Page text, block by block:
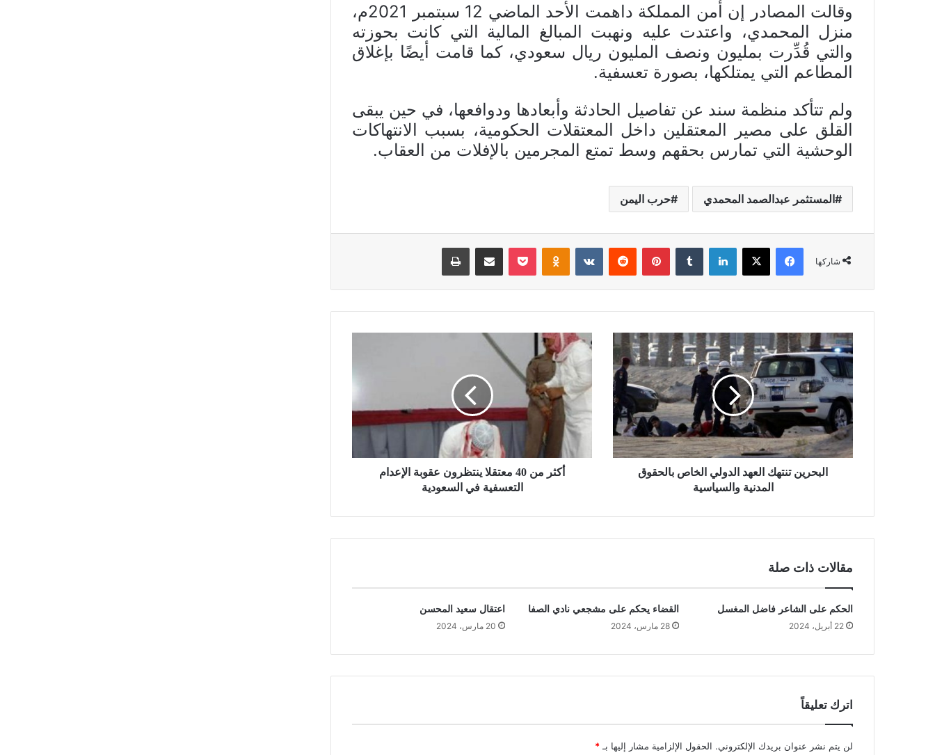
وقالت المصادر إن أمن المملكة داهمت الأحد الماضي 12 سبتمبر 2021م،
منزل المحمدي، واعتدت عليه ونهبت المبالغ المالية التي كانت بحوزته
والتي قُدِّرت بمليون ونصف المليون ريال سعودي، كما قامت أيضًا بإغلاق
المطاعم التي يمتلكها، بصورة تعسفية.
ولم تتأكد منظمة سند عن تفاصيل الحادثة وأبعادها ودوافعها، في حين يبقى
القلق على مصير المعتقلين داخل المعتقلات الحكومية، بسبب الانتهاكات
الوحشية التي تمارس بحقهم وسط تمتع المجرمين بالإفلات من العقاب.
المستثمر عبدالصمد المحمدي حرب اليمن
شاركها
فيسبوك X لينكدإن بينتيريست Odnoklassniki
بوكيت مشاركة عبر البريد طباعة
البحرين تنتهك العهد الدولي الخاص بالحقوق
المدنية والسياسية
أكثر من 40 معتقلا ينتظرون عقوبة الإعدام
التعسفية في السعودية
مقالات ذات صلة
الحكم على الشاعر فاضل المغسل
22 أبريل، 2024
القضاء يحكم على مشجعي نادي الصفا
28 مارس، 2024
اعتقال سعيد المحسن
20 مارس، 2024
اترك تعليقاً
لن يتم نشر عنوان بريدك الإلكتروني. الحقول الإلزامية مشار إليها بـ *